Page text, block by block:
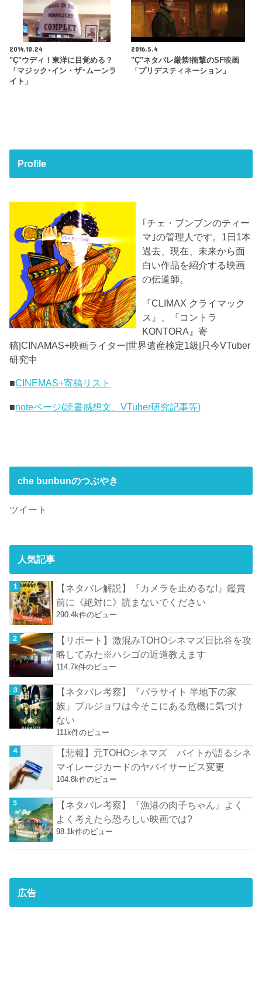
2014.10.24
"Ç"ウディ！東洋に目覚める？
「マジック･イン・ザ･ムーンラ
イト」
2016.5.4
"Ç"ネタバレ厳禁!衝撃のSF映画
「プリデスティネーション」
Profile
｢チェ・ブンブンのティー
マ｣の管理人です。1日1本
過去、現在、未来から面
白い作品を紹介する映画
の伝道師。
『CLIMAX クライマック
ス』、『コントラ
KONTORA』寄
稿|CINAMAS+映画ライター|世界遺産検定1級|只今VTuber
研究中
■CINEMAS+寄稿リスト
■noteページ(読書感想文、VTuber研究記事等)
che bunbunのつぶやき
ツイート
人気記事
【ネタバレ解説】『カメラを止めるな!』鑑賞
前に《絶対に》読まないでください
290.4k件のビュー
【リポート】激混みTOHOシネマズ日比谷を攻
略してみた※ハシゴの近道教えます
114.7k件のビュー
【ネタバレ考察】『パラサイト 半地下の家
族』ブルジョワは今そこにある危機に気づけ
ない
111k件のビュー
【悲報】元TOHOシネマズ バイトが語るシネ
マイレージカードのヤバイサービス変更
104.8k件のビュー
【ネタバレ考察】『漁港の肉子ちゃん』よく
よく考えたら恐ろしい映画では?
98.1k件のビュー
広告